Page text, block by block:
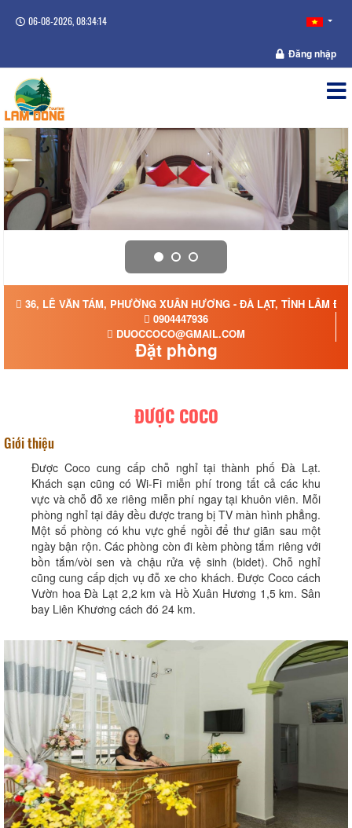
06-08-2026, 08:34:14
Đăng nhập
36, LÊ VĂN TÁM, PHƯỜNG XUÂN HƯƠNG - ĐÀ LẠT, TỈNH LÂM
0904447936
DUOCCOCO@GMAIL.COM
Đặt phòng
ĐƯỢC COCO
Giới thiệu
Được Coco cung cấp chỗ nghỉ tại thành phố Đà Lạt.
Khách sạn cũng có Wi-Fi miễn phí trong tất cả các khu
vực và chỗ đỗ xe riêng miễn phí ngay tại khuôn viên. Mỗi
phòng nghỉ tại đây đều được trang bị TV màn hình phẳng.
Một số phòng có khu vực ghế ngồi để thư giãn sau một
ngày bận rộn. Các phòng còn đi kèm phòng tắm riêng với
bồn tắm/vòi sen và chậu rửa vệ sinh (bidet). Chỗ nghỉ
cũng cung cấp dịch vụ đỗ xe cho khách. Được Coco cách
Vườn hoa Đà Lạt 2,2 km và Hồ Xuân Hương 1,5 km. Sân
bay Liên Khương cách đó 24 km.